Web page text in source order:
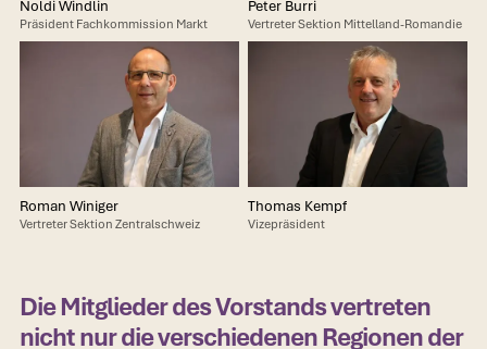
Noldi Windlin
Präsident Fachkommission Markt
Peter Burri
Vertreter Sektion Mittelland-Romandie
Roman Winiger
Vertreter Sektion Zentralschweiz
Thomas Kempf
Vizepräsident
Die Mitglieder des Vorstands vertreten
nicht nur die verschiedenen Regionen der